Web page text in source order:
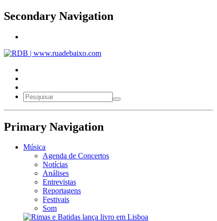
Secondary Navigation
Primary Navigation
Música
Agenda de Concertos
Notícias
Análises
Entrevistas
Reportagens
Festivais
Som